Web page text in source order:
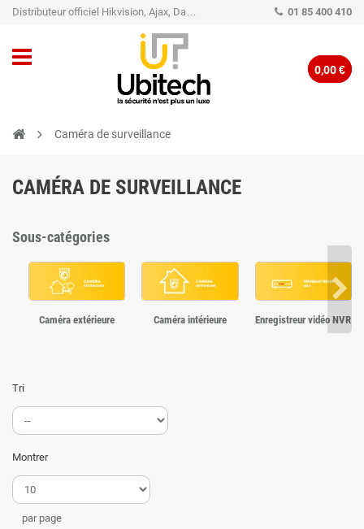
Distributeur officiel Hikvision, Ajax, Dahua, TP-Link - Caméra de vidéo surveillance - Alarme 01 85 400 410
0,00 €
Caméra de surveillance
CAMÉRA DE SURVEILLANCE
Sous-catégories
Caméra extérieure Caméra intérieure Enregistreur vidéo NVR
Tri
Montrer
par page